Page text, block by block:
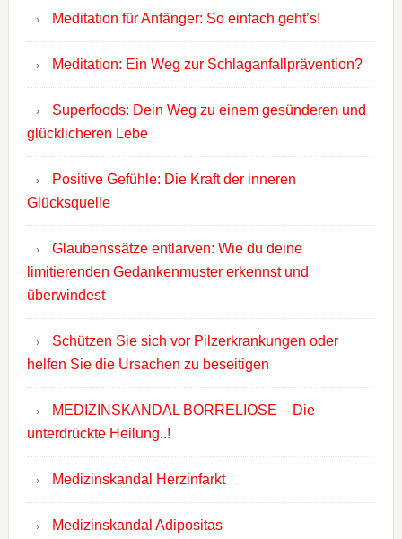
Meditation für Anfänger: So einfach geht’s!
Meditation: Ein Weg zur Schlaganfallprävention?
Superfoods: Dein Weg zu einem gesünderen und
glücklicheren Lebe
Positive Gefühle: Die Kraft der inneren
Glücksquelle
Glaubenssätze entlarven: Wie du deine
limitierenden Gedankenmuster erkennst und
überwindest
Schützen Sie sich vor Pilzerkrankungen oder
helfen Sie die Ursachen zu beseitigen
MEDIZINSKANDAL BORRELIOSE – Die
unterdrückte Heilung..!
Medizinskandal Herzinfarkt
Medizinskandal Adipositas